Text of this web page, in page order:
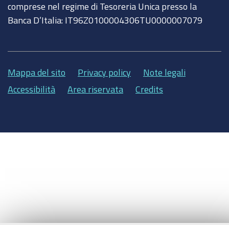
comprese nel regime di Tesoreria Unica presso la
Banca D’Italia: IT96Z0100004306TU0000007079
Mappa del sito Privacy policy
Note legali
Accessibilità
Area riservata Credits